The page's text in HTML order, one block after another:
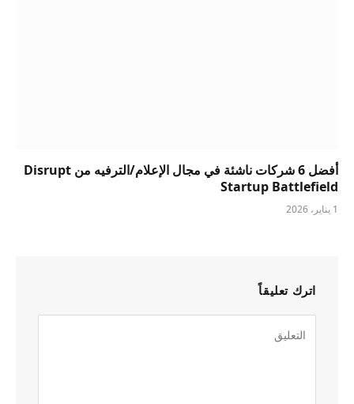
أفضل 6 شركات ناشئة في مجال الإعلام/الترفيه من Disrupt
Startup Battlefield
1 يناير، 2026
اترك تعليقاً